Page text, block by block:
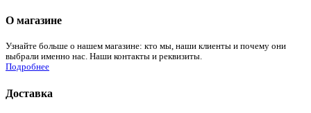
О магазине
Узнайте больше о нашем магазине: кто мы, наши клиенты и почему они
выбрали именно нас. Наши контакты и реквизиты.
Подробнее
Доставка